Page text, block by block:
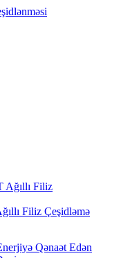
Filiz Çeşidləmə